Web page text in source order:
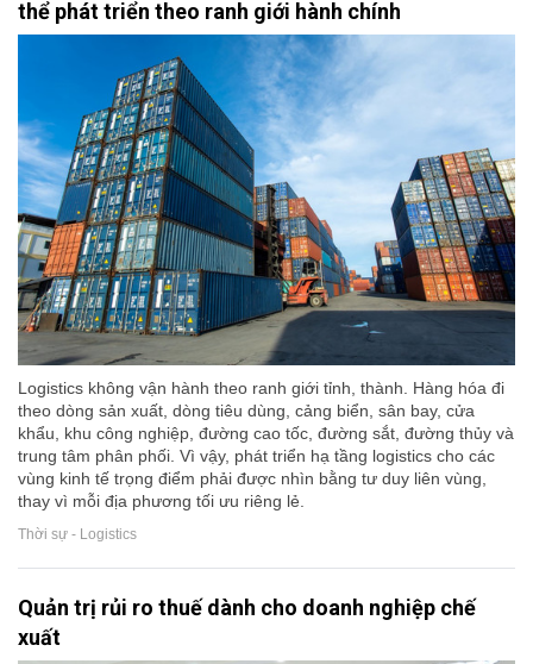
thể phát triển theo ranh giới hành chính
Logistics không vận hành theo ranh giới tỉnh, thành. Hàng hóa đi
theo dòng sản xuất, dòng tiêu dùng, cảng biển, sân bay, cửa
khẩu, khu công nghiệp, đường cao tốc, đường sắt, đường thủy và
trung tâm phân phối. Vì vậy, phát triển hạ tầng logistics cho các
vùng kinh tế trọng điểm phải được nhìn bằng tư duy liên vùng,
thay vì mỗi địa phương tối ưu riêng lẻ.
Thời sự - Logistics
Quản trị rủi ro thuế dành cho doanh nghiệp chế
xuất